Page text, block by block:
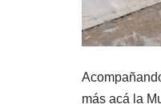
más acá la